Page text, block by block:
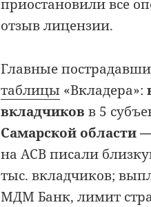
приостановили все
отзыв лицензии.
Главные
таблицы «Вкладера»:
вкладчиков в 5
Самарской области
на АСВ писали
тыс. вкладчиков;
МДМ Банк, лимит